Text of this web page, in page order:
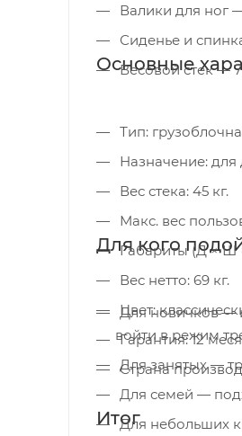
Валики для ног
Сиденье и
Весовой стек —
Основные
Тип:
Назначение:
Вес стека: 45 кг.
Макс. вес
Габариты (Д × Ш ×
Вес нетто: 69 кг.
Цвет:
Гарантия: 12
Страна
Для кого
войти в режим
Для занятых —
Для семей —
Для небольших
Итог